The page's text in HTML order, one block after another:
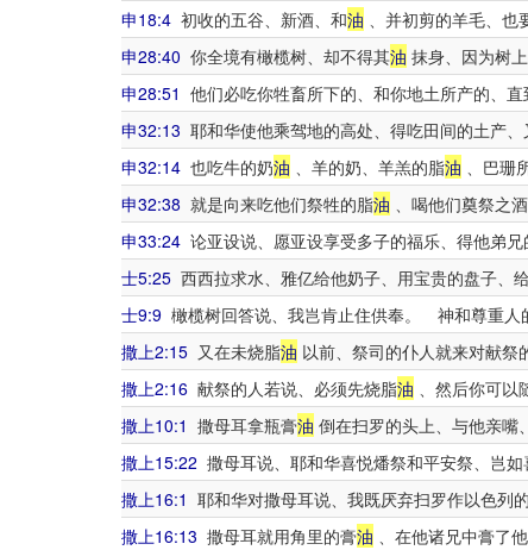
申18:4 初收的五谷、新酒、和油 、并初剪的羊毛、也
申28:40 你全境有橄榄树、却不得其油 抹身、因为树
申28:51 他们必吃你牲畜所下的、和你地土所产的、
申32:13 耶和华使他乘驾地的高处、得吃田间的土产
申32:14 也吃牛的奶油 、羊的奶、羊羔的脂油 、巴珊
申32:38 就是向来吃他们祭牲的脂油 、喝他们奠祭之
申33:24 论亚设说、愿亚设享受多子的福乐、得他弟
士5:25 西西拉求水、雅亿给他奶子、用宝贵的盘子、
士9:9 橄榄树回答说、我岂肯止住供奉。 神和尊重人
撒上2:15 又在未烧脂油 以前、祭司的仆人就来对献祭
撒上2:16 献祭的人若说、必须先烧脂油 、然后你可以
撒上10:1 撒母耳拿瓶膏油 倒在扫罗的头上、与他亲嘴
撒上15:22 撒母耳说、耶和华喜悦燔祭和平安祭、岂
撒上16:1 耶和华对撒母耳说、我既厌弃扫罗作以色列
撒上16:13 撒母耳就用角里的膏油 、在他诸兄中膏了